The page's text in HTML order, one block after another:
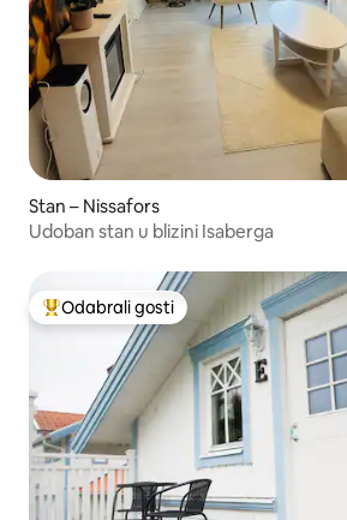
Stan – Nissafors
Udoban stan u blizini Isaberga
Među najviše rangiranima s oznakom
Odabrali gosti